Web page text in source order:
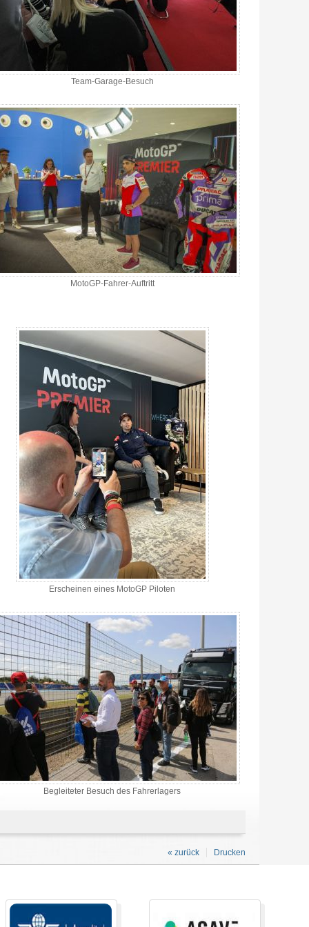
Team-Garage-Besuch
MotoGP-Fahrer-Auftritt
Erscheinen eines MotoGP Piloten
Begleiteter Besuch des Fahrerlagers
Drucken
« zurück